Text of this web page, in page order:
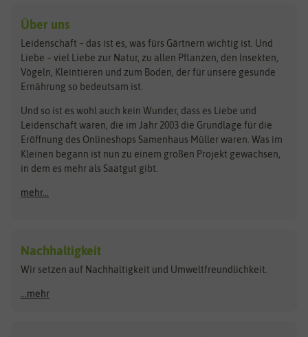
Kräutersamen
Obstsamen
Pilzbrut
Rasensamen
Steckzwiebeln
Zimmer & Kübelpflanzen
Kataloge
Schnäppchen
Anzucht & Gartenzubehör
Anzuchtschalen
Heizmatte & Heizkabel
Kokos-Quelltabletten
Zimmergewächshaus
Benary
Bingenheimer Saatgut
Bionana
BIOWOL
Blumicorn
Bûten Birds
Carl Pabst
Dürr-Samen
Feldsaaten Freudenberger
Fertil
Flora Elite
Florissa
Flortis
Hortitops
Über uns
Leidenschaft – das ist es, was fürs Gärtnern wichtig ist. Und
Liebe – viel Liebe zur Natur, zu allen Pflanzen, den Insekten,
Vögeln, Kleintieren und zum Boden, der für unsere gesunde
Ernährung so bedeutsam ist.
Und so ist es wohl auch kein Wunder, dass es Liebe und
Leidenschaft waren, die im Jahr 2003 die Grundlage für die
Eröffnung des Onlineshops Samenhaus Müller waren. Was im
Kleinen begann ist nun zu einem großen Projekt gewachsen,
in dem es mehr als Saatgut gibt.
mehr...
Nachhaltigkeit
Wir setzen auf Nachhaltigkeit und Umweltfreundlichkeit.
...mehr